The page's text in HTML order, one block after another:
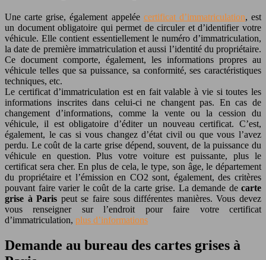
Une carte grise, également appelée certificat d’immatriculation, est
un document obligatoire qui permet de circuler et d’identifier votre
véhicule. Elle contient essentiellement le numéro d’immatriculation,
la date de première immatriculation et aussi l’identité du propriétaire.
Ce document comporte, également, les informations propres au
véhicule telles que sa puissance, sa conformité, ses caractéristiques
techniques, etc.
Le certificat d’immatriculation est en fait valable à vie si toutes les
informations inscrites dans celui-ci ne changent pas. En cas de
changement d’informations, comme la vente ou la cession du
véhicule, il est obligatoire d’éditer un nouveau certificat. C’est,
également, le cas si vous changez d’état civil ou que vous l’avez
perdu. Le coût de la carte grise dépend, souvent, de la puissance du
véhicule en question. Plus votre voiture est puissante, plus le
certificat sera cher. En plus de cela, le type, son âge, le département
du propriétaire et l’émission en CO2 sont, également, des critères
pouvant faire varier le coût de la carte grise. La demande de carte
grise à Paris peut se faire sous différentes manières. Vous devez
vous renseigner sur l’endroit pour faire votre certificat
d’immatriculation, plus d’informations
Demande au bureau des cartes grises à